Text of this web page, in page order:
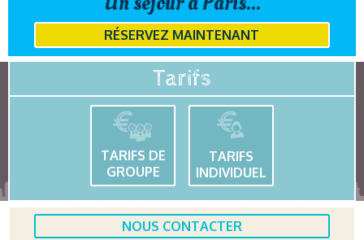
RÉSERVEZ MAINTENANT
Tarifs
TARIFS DE
GROUPE
TARIFS
INDIVIDUEL
NOUS CONTACTER